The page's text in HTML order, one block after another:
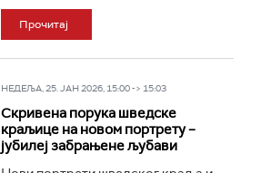
Прочитај
НЕДЕЉА, 25. ЈАН 2026, 15:00 -> 15:03
Скривена порука шведске
краљице на новом портрету –
јубилеј забрањене љубави